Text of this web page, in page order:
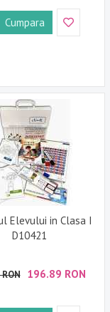
Cumpara
Elevului in Clasa I
D10421
196.89 RON